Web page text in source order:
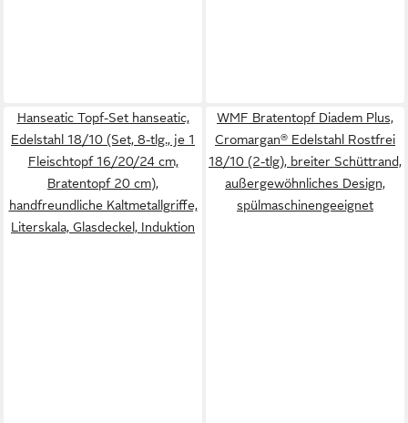
Hanseatic Topf-Set hanseatic,
Edelstahl 18/10 (Set, 8-tlg., je 1
Fleischtopf 16/20/24 cm,
Bratentopf 20 cm),
handfreundliche Kaltmetallgriffe,
Literskala, Glasdeckel, Induktion
WMF Bratentopf Diadem Plus,
Cromargan® Edelstahl Rostfrei
18/10 (2-tlg), breiter Schüttrand,
außergewöhnliches Design,
spülmaschinengeeignet